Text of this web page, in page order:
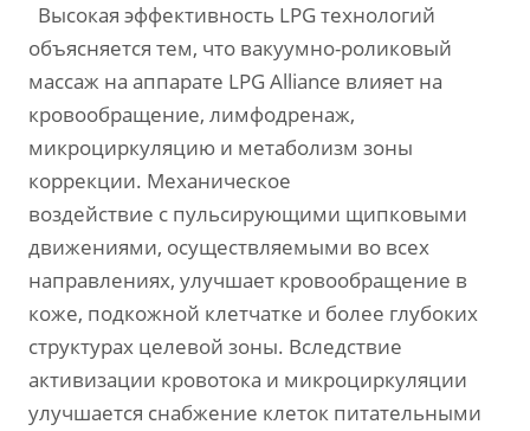
Высокая эффективность LPG технологий
объясняется тем, что вакуумно-роликовый
массаж на аппарате LPG Alliance влияет на
кровообращение, лимфодренаж,
микроциркуляцию и метаболизм зоны
коррекции. Механическое
воздействие с пульсирующими щипковыми
движениями, осуществляемыми во всех
направлениях, улучшает кровообращение в
коже, подкожной клетчатке и более глубоких
структурах целевой зоны. Вследствие
активизации кровотока и микроциркуляции
улучшается снабжение клеток питательными